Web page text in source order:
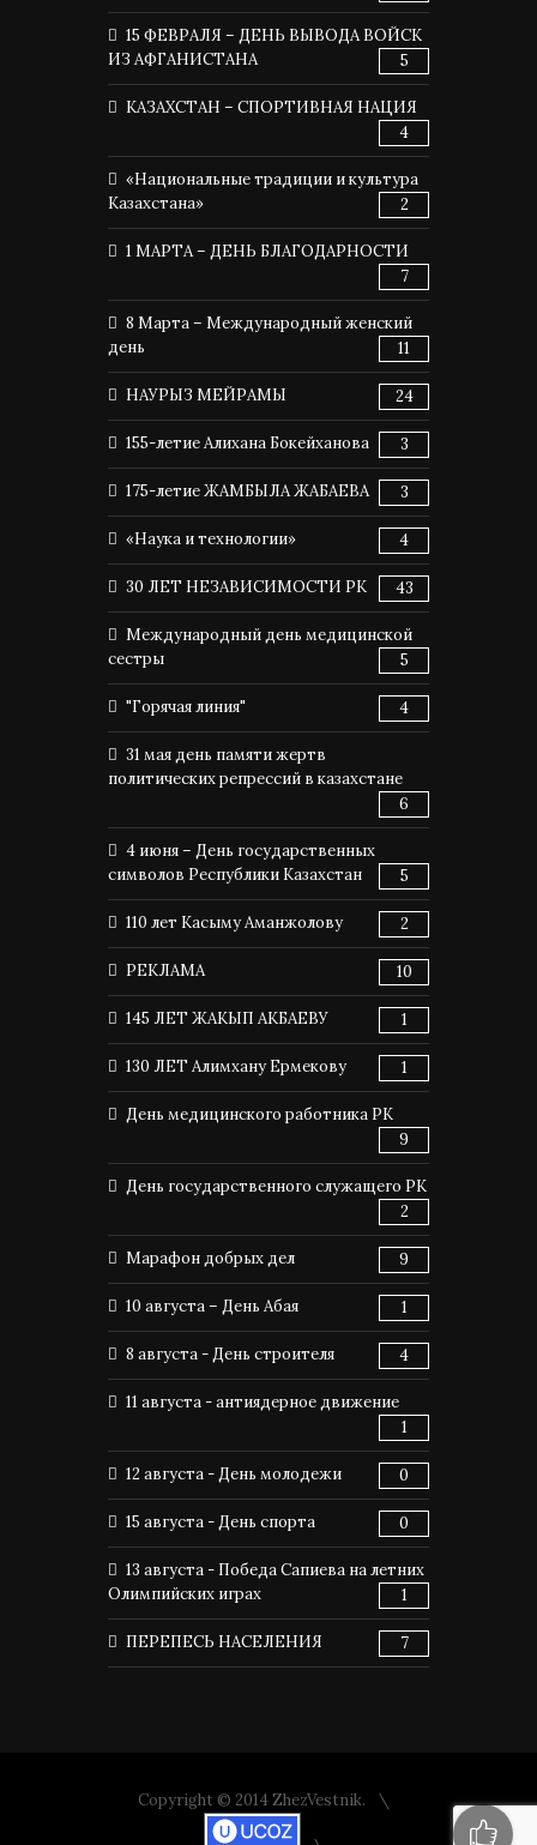
15 ФЕВРАЛЯ – ДЕНЬ ВЫВОДА ВОЙСК
ИЗ АФГАНИСТАНА
5
КАЗАХСТАН – СПОРТИВНАЯ НАЦИЯ
4
«Национальные традиции и культура
Казахстана»
2
1 МАРТА – ДЕНЬ БЛАГОДАРНОСТИ
7
8 Марта – Международный женский
день
11
НАУРЫЗ МЕЙРАМЫ 24
155-летие Алихана Бокейханова 3
175-летие ЖАМБЫЛА ЖАБАЕВА 3
«Наука и технологии» 4
30 ЛЕТ НЕЗАВИСИМОСТИ РК 43
Международный день медицинской
сестры
5
"Горячая линия" 4
31 мая день памяти жертв
политических репрессий в казахстане
6
4 июня – День государственных
символов Республики Казахстан
5
110 лет Касыму Аманжолову 2
РЕКЛАМА 10
145 ЛЕТ ЖАКЫП АКБАЕВУ 1
130 ЛЕТ Алимхану Ермекову 1
День медицинского работника РК
9
День государственного служащего РК
2
Марафон добрых дел 9
10 августа – День Абая 1
8 августа - День строителя 4
11 августа - антиядерное движение
1
12 августа - День молодежи 0
15 августа - День спорта 0
13 августа - Победа Сапиева на летних
Олимпийских играх
1
ПЕРЕПЕСЬ НАСЕЛЕНИЯ 7
Copyright © 2014 ZhezVestnik.